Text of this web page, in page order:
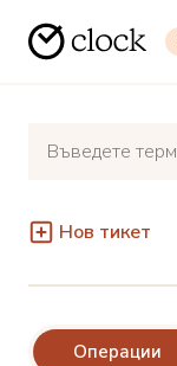
Нов тикет
Операции